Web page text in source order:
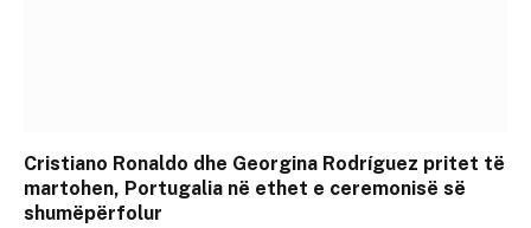
Cristiano Ronaldo dhe Georgina Rodríguez pritet të
martohen, Portugalia në ethet e ceremonisë së
shumëpërfolur